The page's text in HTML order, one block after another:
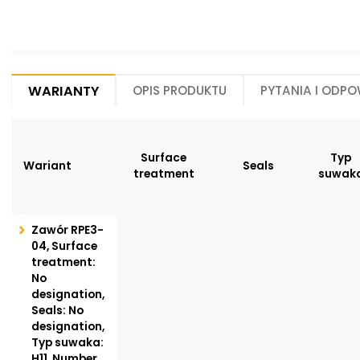
Warianty Opis produktu Pytania i
Wariant
Surface
treatment
Seals
Typ
Zawór RPE3-
04, Surface
treatment:
No
designation,
Seals: No
designation,
Typ suwaka: